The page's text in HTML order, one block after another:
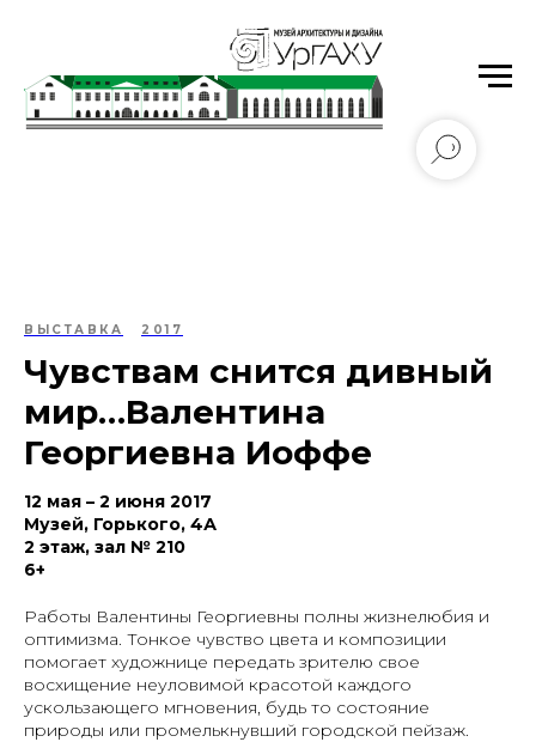
Уральский государственный архитектурно-
художественный университет имени Н.С. Алфёрова
ВЫСТАВКА 2017
Чувствам снится дивный
мир…Валентина
Георгиевна Иоффе
12 мая – 2 июня 2017
Музей, Горького, 4А
2 этаж, зал № 210
6+
Работы Валентины Георгиевны полны жизнелюбия и
оптимизма. Тонкое чувство цвета и композиции
помогает художнице передать зрителю свое
восхищение неуловимой красотой каждого
ускользающего мгновения, будь то состояние
природы или промелькнувший городской пейзаж.